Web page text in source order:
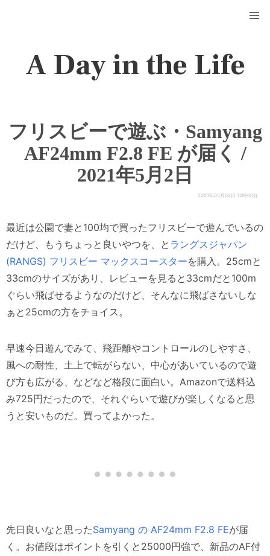
A Day in the Life
フリスビーで遊ぶ・Samyang
AF24mm F2.8 FE が届く /
2021年5月2日
2021年05月02日 12時00分
最近は公園で妻と100均で買ったフリスビーで遊んでいるの
だけど、もうちょっと良いやつを、と ラングスジャパン
(RANGS) フリスビー マックスコースターを購入。25cmと
33cmのサイズがあり、レビューを見ると33cmだと100m
ぐらい飛ばせるようなのだけど、そんなに飛ばさないしな
ぁと25cmの方をチョイス。
早速今日遊んでみて、飛距離やコントロールのしやすさ、
風への耐性、土上で転がらない、中心があいているので遊
び方も広がる、などなど格段に面白い。Amazonで送料込
み725円だったので、それぐらいで遊びが楽しくなると思
うと安いものだ。買ってよかった。
先日良いなと思ったSamyang の AF24mm F2.8 FEが届
く。お値段はポイントを引くと25000円強で、新品のAF付